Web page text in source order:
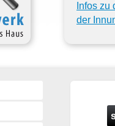
Infos zu
der